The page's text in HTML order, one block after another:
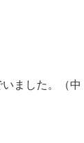
ました。（中